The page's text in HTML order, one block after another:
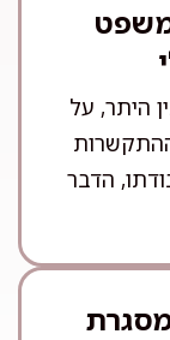
היתר, על
הדבר